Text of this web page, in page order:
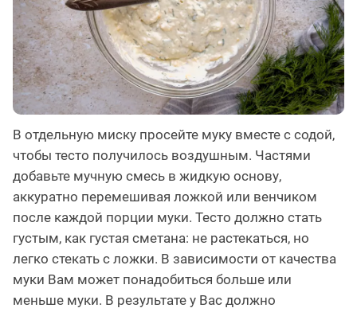
В отдельную миску просейте муку вместе с содой,
чтобы тесто получилось воздушным. Частями
добавьте мучную смесь в жидкую основу,
аккуратно перемешивая ложкой или венчиком
после каждой порции муки. Тесто должно стать
густым, как густая сметана: не растекаться, но
легко стекать с ложки. В зависимости от качества
муки Вам может понадобиться больше или
меньше муки. В результате у Вас должно